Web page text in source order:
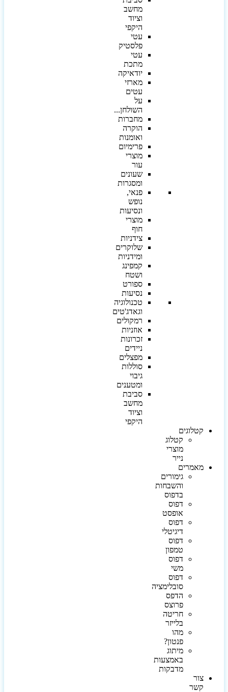
מחשב
וציוד
היקפי
עטי
פלסטיק
עטי
מתכת
יודאיקה
מארזי
עטים
על
השולחן...
מחברות
הוקרה
ואומנות
פרימיום
מוצרי
עור
שעונים
ומסגרות
פנאי,
נופש
ונסיעות
מוצרי
חוף
צידניות
שלוקרים
ומידניות
קמפינג
ושטח
ספורט
נסיעות
טכנולוגיה
וגאדג'טים
רמקולים
אוזניות
זכרונות
ניידים
מפצלים
סוללות
גיבוי
ומטענים
סביבת
מחשב
וציוד
היקפי
קטלוגים
קטלוג
מוצרי
נייר
מאמרים
גימורים
והשבחות
בדפוס
דפוס
אופסט
דפוס
דיגיטלי
דפוס
טמפון
דפוס
משי
דפוס
סובלימציה
הדפס
פרוצס
חריטה
בלייזר
מהו
פנטון?
מיתוג
באמצעות
מדבקות
צור
קשר